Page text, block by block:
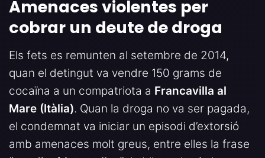
Amenaces violentes per
cobrar un deute de droga
Els fets es remunten al setembre de 2014,
quan el detingut va vendre 150 grams de
cocaïna a un compatriota a Francavilla al
Mare (Itàlia). Quan la droga no va ser pagada,
el condemnat va iniciar un episodi d’extorsió
amb amenaces molt greus, entre elles la frase